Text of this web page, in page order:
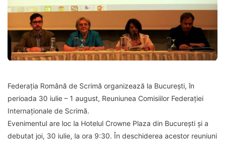
Federația Română de Scrimă organizează la București, în
perioada 30 iulie – 1 august, Reuniunea Comisiilor Federației
Internaționale de Scrimă.
Evenimentul are loc la Hotelul Crowne Plaza din București și a
debutat joi, 30 iulie, la ora 9:30. În deschiderea acestor reuniuni